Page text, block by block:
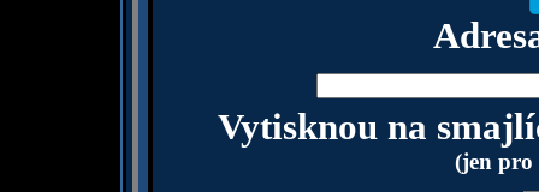
Vytisknou na
(jen pro